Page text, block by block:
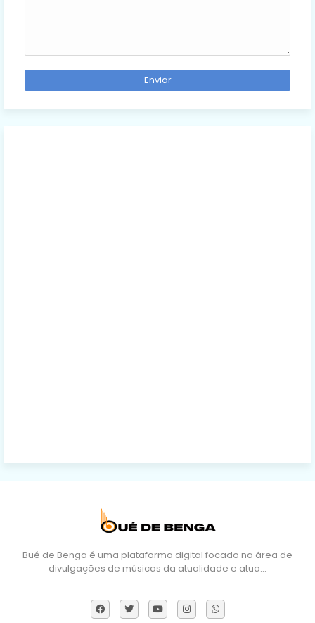
Bué de Benga é uma plataforma digital focado na área de
divulgações de músicas da atualidade e atua…